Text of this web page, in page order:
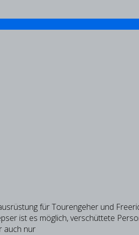
für Tourengeher und
ist es möglich, verschüttete
auch nur